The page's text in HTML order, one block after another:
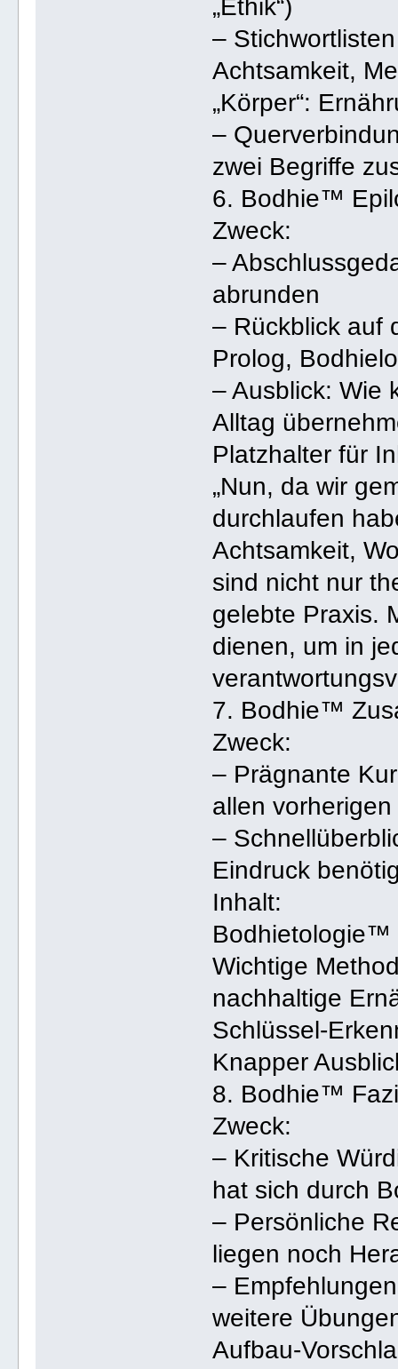
„Ethik“)
–
Achtsamkeit,
„Körper“:
–
zwei Begriffe
6. Bodhie™
Zweck:
–
abrunden
– Rückblick auf
Prolog,
– Ausblick: Wie
Alltag
Platzhalter für
„Nun, da wir
durchlaufen
Achtsamkeit,
sind nicht nur
gelebte Praxis.
dienen, um in
7. Bodhie™
Zweck:
– Prägnante
allen
–
Eindruck
Inhalt:
Bodhietologie™
Wichtige
nachhaltige
Schlüssel-
Knapper
8. Bodhie™
Zweck:
– Kritische
hat sich durch
– Persönliche
liegen noch
–
weitere
Aufbau-